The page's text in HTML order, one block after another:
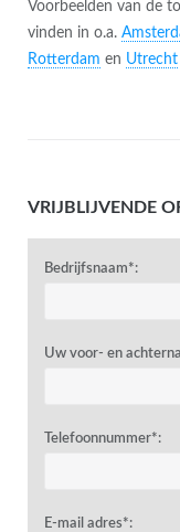
Voorbeelden van de
vinden in o.a.
Rotterdam en Utrecht
VRIJBLIJVENDE
Bedrijfsnaam*:
Uw voor- en
Telefoonnummer*:
E-mail adres*: